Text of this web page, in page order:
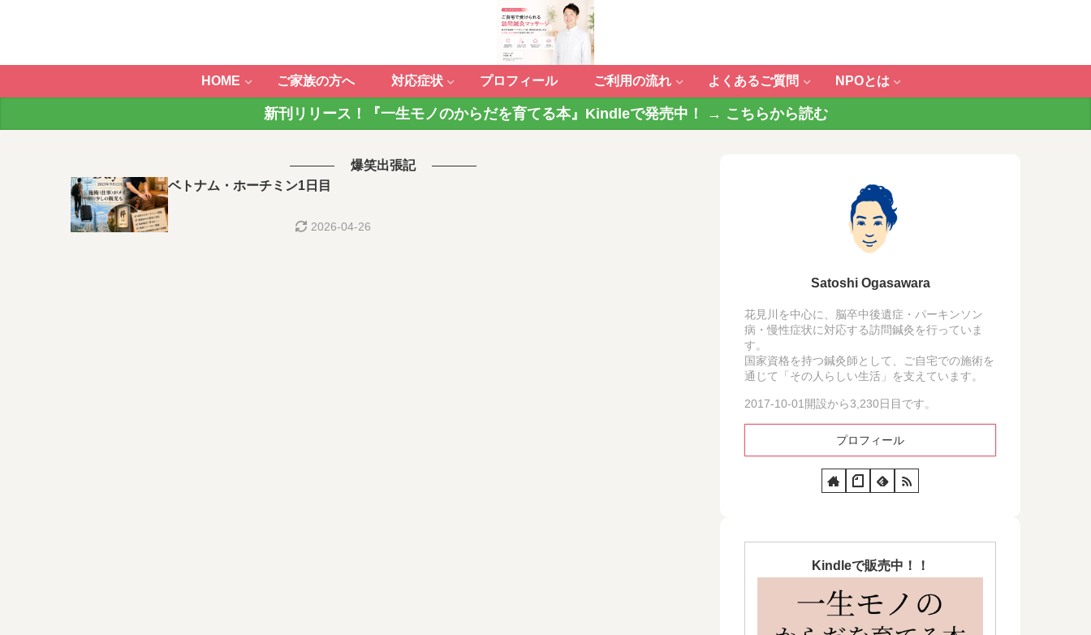
HOME ご家族の方へ 対応症状 プロフィール ご利用の流れ よくあるご質問 NPOとは
新刊リリース！『一生モノのからだを育てる本』Kindleで発売中！ → こちらから読む
爆笑出張記
ベトナム・ホーチミン1日目
2026-04-26
Satoshi Ogasawara
花見川を中心に、脳卒中後遺症・パーキンソン
病・慢性症状に対応する訪問鍼灸を行っていま
す。
国家資格を持つ鍼灸師として、ご自宅での施術を
通じて「その人らしい生活」を支えています。
2017-10-01開設から3,230日目です。
プロフィール
Kindleで販売中！！